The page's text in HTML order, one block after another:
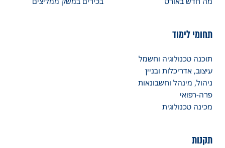
תחומי לימוד
תוכנה טכנולוגיה וחשמל
עיצוב, אדריכלות ובניין
ניהול, מינהל וחשבונאות
פרה-רפואי
מכינה טכנולוגית
תקנות